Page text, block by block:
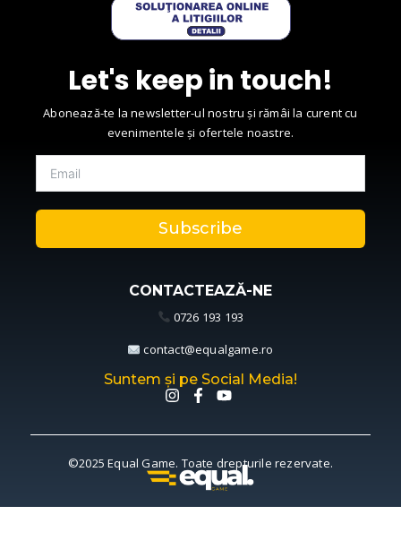
Let's keep in touch!
Abonează-te la newsletter-ul nostru și rămâi la curent cu
evenimentele și ofertele noastre.
Subscribe
CONTACTEAZĂ-NE
0726 193 193
contact@equalgame.ro
Suntem și pe Social Media!
©2025 Equal Game. Toate drepturile rezervate.